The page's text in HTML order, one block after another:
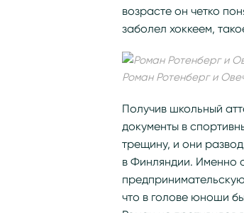
возрасте он четко
заболел хоккеем,
Роман Ротенберг и
Получив школьный
документы в
трещину, и они
в Финляндии. Именно
что в голове юноши